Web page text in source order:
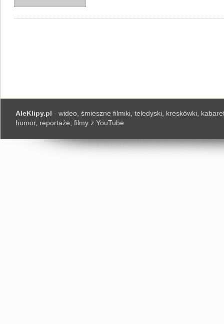
AleKlipy.pl - wideo, śmieszne filmiki, teledyski, kreskówki,
humor, reportaże, filmy z YouTube